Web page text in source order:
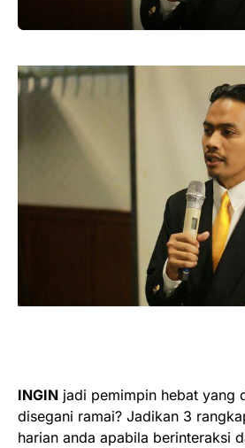
INGIN jadi pemimpin hebat yang
disegani ramai? Jadikan 3
harian anda apabila berinteraksi